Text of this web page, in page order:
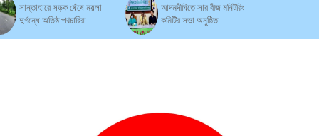
সান্তাহারে সড়ক ঘেঁষে ময়লা
দুর্গন্ধে অতিষ্ঠ পথচারিরা
আদমদীঘিতে সার বীজ মনিটরিং
কমিটির সভা অনুষ্ঠিত